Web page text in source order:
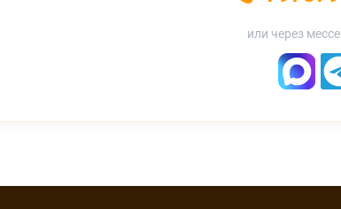
или через